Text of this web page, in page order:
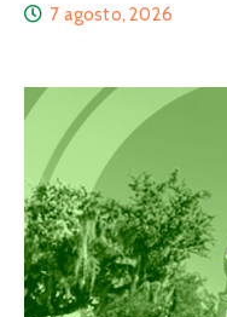
7 agosto, 2026